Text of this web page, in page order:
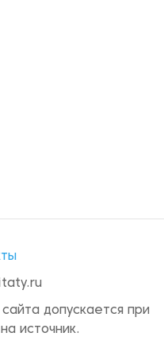
допускается при
источник.